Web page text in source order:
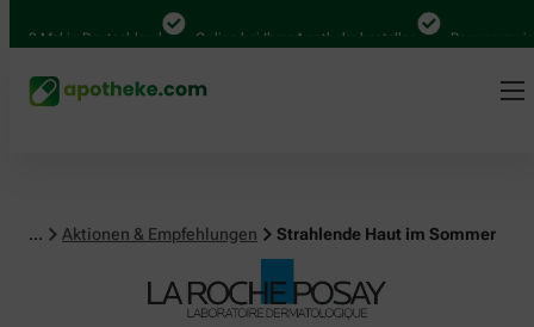
in Deutschland Online bei Ihrer Apotheke bestellen Bequem zwischen
... Aktionen & Empfehlungen Strahlende Haut im Sommer